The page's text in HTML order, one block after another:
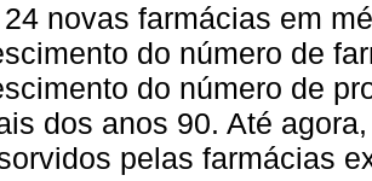
novas farmácias em
do número de
do número de
dos anos 90. Até
pelas farmácias